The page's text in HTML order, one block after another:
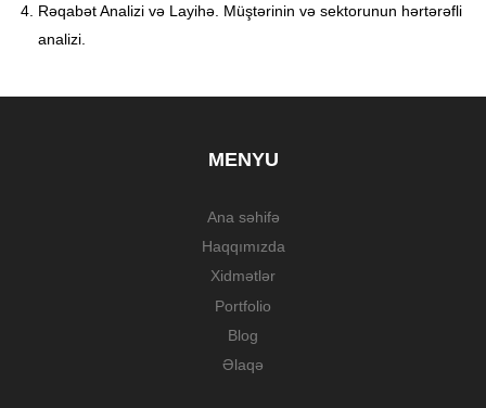
Rəqabət Analizi və Layihə. Müştərinin və sektorunun hərtərəfli
analizi.
MENYU
Ana səhifə
Haqqımızda
Xidmətlər
Portfolio
Blog
Əlaqə